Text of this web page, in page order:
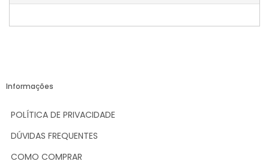
Informações
POLÍTICA DE PRIVACIDADE
DÚVIDAS FREQUENTES
COMO COMPRAR